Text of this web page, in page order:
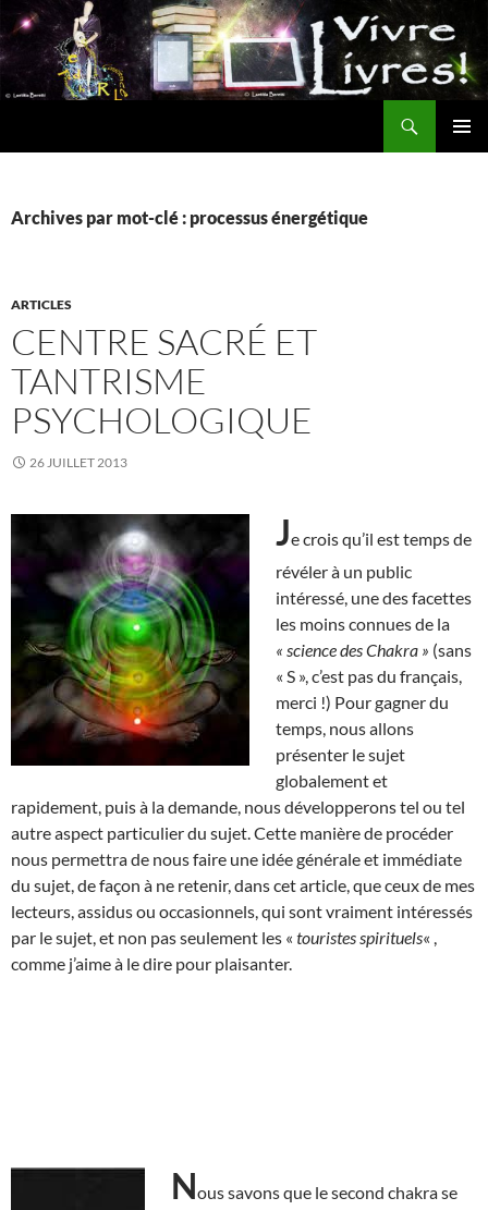
Aller
au
contenu
Archives par mot-clé : processus énergétique
ARTICLES
CENTRE SACRÉ ET
TANTRISME
PSYCHOLOGIQUE
26 JUILLET 2013
Je crois qu’il est temps de
révéler à un public
intéressé, une des facettes
les moins connues de la
« science des Chakra » (sans
« S », c’est pas du français,
merci !) Pour gagner du
temps, nous allons
présenter le sujet
globalement et
rapidement, puis à la demande, nous développerons tel ou tel
autre aspect particulier du sujet. Cette manière de procéder
nous permettra de nous faire une idée générale et immédiate
du sujet, de façon à ne retenir, dans cet article, que ceux de mes
lecteurs, assidus ou occasionnels, qui sont vraiment intéressés
par le sujet, et non pas seulement les « touristes spirituels« ,
comme j’aime à le dire pour plaisanter.
Nous savons que le second chakra se